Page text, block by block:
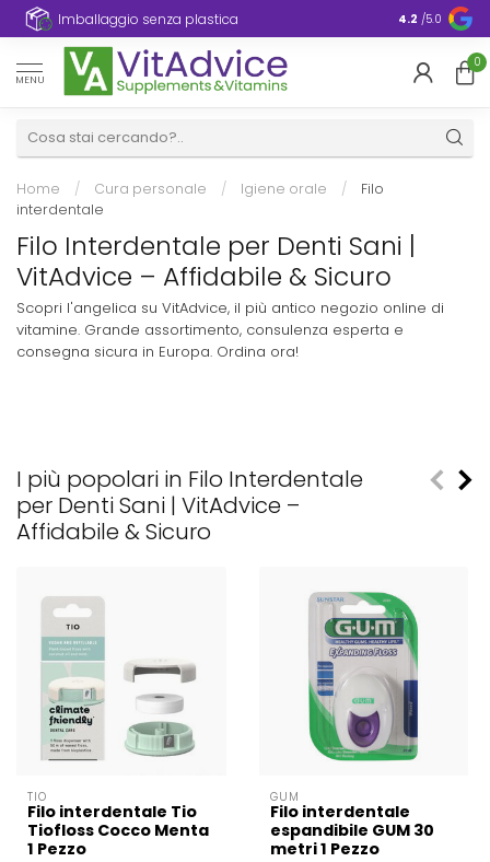
Imballaggio senza plastica 4.2 /5.0
MENU
0
Home / Cura personale / Igiene orale /
Filo
interdentale
Filo Interdentale per Denti Sani |
VitAdvice – Affidabile & Sicuro
Scopri l'angelica su VitAdvice, il più antico negozio online di
vitamine. Grande assortimento, consulenza esperta e
consegna sicura in Europa. Ordina ora!
I più popolari in Filo Interdentale
per Denti Sani | VitAdvice –
Affidabile & Sicuro
TIO
Filo interdentale Tio
Tiofloss Cocco Menta
1 Pezzo
GUM
Filo interdentale
espandibile GUM 30
metri 1 Pezzo